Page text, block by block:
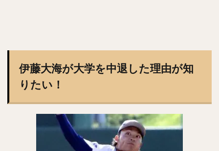
伊藤大海が大学を中退した理由が知
りたい！
栗山英樹（くりやまひでき）
長野久義（ちょうのひさよし）
石川昴弥（いしかわたかや）
細川成也（ほそかわせいや）
牧田和久（まきたかずひさ）
二木康太（ふたきこうた）